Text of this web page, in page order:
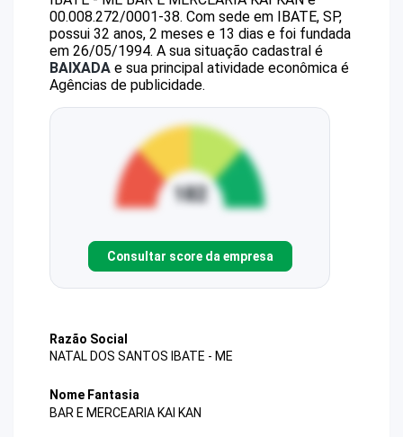
00.008.272/0001-38. Com sede em IBATE, SP,
possui 32 anos, 2 meses e 13 dias e foi fundada
em 26/05/1994. A sua situação cadastral é
BAIXADA e sua principal atividade econômica é
Agências de publicidade.
Consultar score da empresa
Razão Social
NATAL DOS SANTOS IBATE - ME
Nome Fantasia
BAR E MERCEARIA KAI KAN